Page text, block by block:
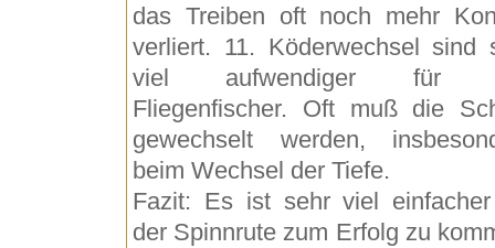
das Treiben oft noch mehr
verliert. 11. Köderwechsel sind
viel aufwendiger für
Fliegenfischer. Oft muß die
gewechselt werden,
beim Wechsel der Tiefe.
Fazit: Es ist sehr viel
der Spinnrute zum Erfolg zu